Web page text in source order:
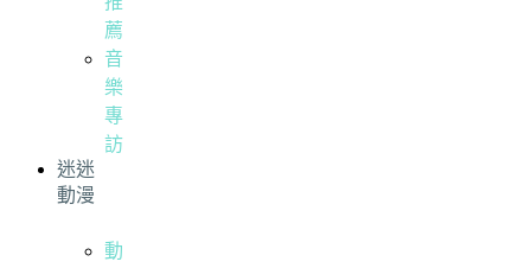
薦
音
樂
專
訪
迷迷
動漫
動